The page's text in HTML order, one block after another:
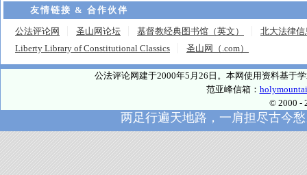
友情链接 & 合作伙伴
公法评论网 圣山网论坛 基督教经典图书馆（英文）
北大法律信
Liberty Library of Constitutional Classics
圣山网（.com）
公法评论网建于2000年5月26日。本网使用资料基于
范亚峰信箱：
© 2000 -
两足行遍天地路，一肩担尽古今